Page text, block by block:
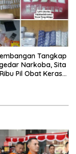
Tangkap
Narkoba, Sita
Pil Obat Keras